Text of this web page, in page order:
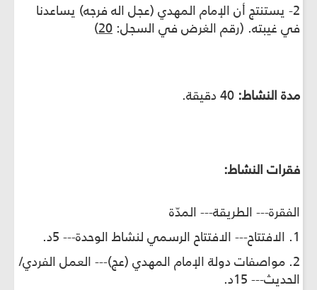
2- يستنتج أن الإمام المهدي (عجل اله فرجه) يساعدنا
في غيبته. (رقم الغرض في السجل: 20
)
مدة النشاط:
فقرات النشاط:
الفقرة--- الطريقة--- المدّة
1. الافتتاح--- الافتتاح الرسمي لنشاط الوحدة--- 5د.
2. مواصفات دولة الإمام المهدي (عج)--- العمل الفردي/
الحديث--- 15د.